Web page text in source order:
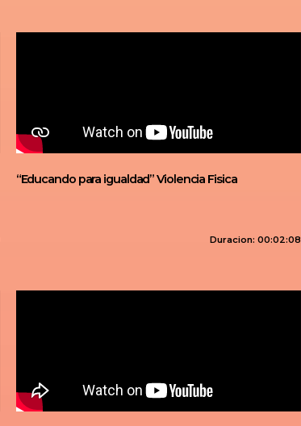
“Educando para igualdad” Violencia Fisica
Duracion: 00:02:08